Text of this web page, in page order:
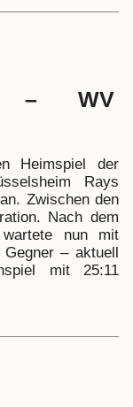
– WV
Heimspiel der
Rays
Zwischen den
Nach dem
wartete nun mit
– aktuell
mit 25:11